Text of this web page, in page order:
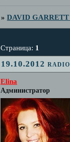
»DAVID
19.10.2012
Страница: 1
Elina
Администратор